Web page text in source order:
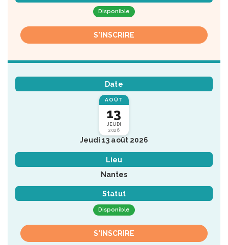
Disponible
S'INSCRIRE
Date
AOÛT
13
JEUDI
2026
Jeudi 13 août 2026
Lieu
Nantes
Statut
Disponible
S'INSCRIRE